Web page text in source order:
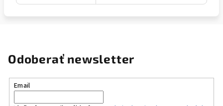
Odoberať newsletter
Email